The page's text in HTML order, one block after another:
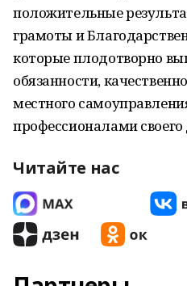
положительные
грамоты и
которые плодотворно
обязанности,
местного
профессионалами своего
Читайте нас